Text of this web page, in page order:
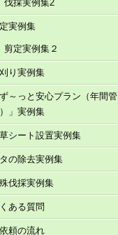
伐採実例集2
実例集
剪定実例集２
り実例集
ず～っと安心プラン（年間管
」実例集
シート設置実例集
の除去実例集
伐採実例集
ある質問
頼の流れ